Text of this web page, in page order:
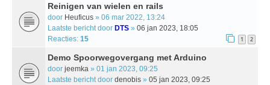
Reinigen van wielen en rails
door Heuficus » 06 mar 2022, 13:24
Laatste bericht door DTS » 06 jan 2023, 18:05
Reacties: 15 1 2
Demo Spoorwegovergang met Arduino
door jeemka » 01 jan 2023, 09:25
Laatste bericht door denobis » 05 jan 2023, 09:25